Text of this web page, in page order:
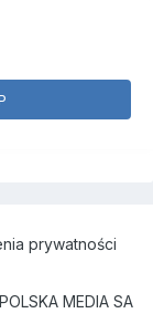
prywatności
MEDIA SA